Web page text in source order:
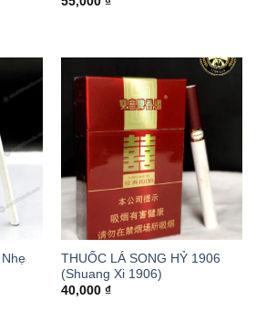
THUỐC LÁ SONG HỶ 1906
(Shuang Xi 1906)
40,000 ₫